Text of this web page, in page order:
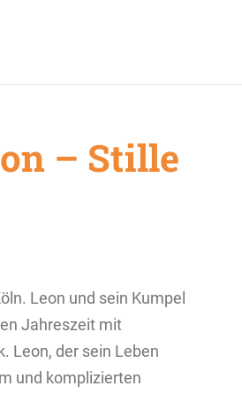
– Stille
Leon und sein Kumpel
Jahreszeit mit
Leon, der sein Leben
und komplizierten